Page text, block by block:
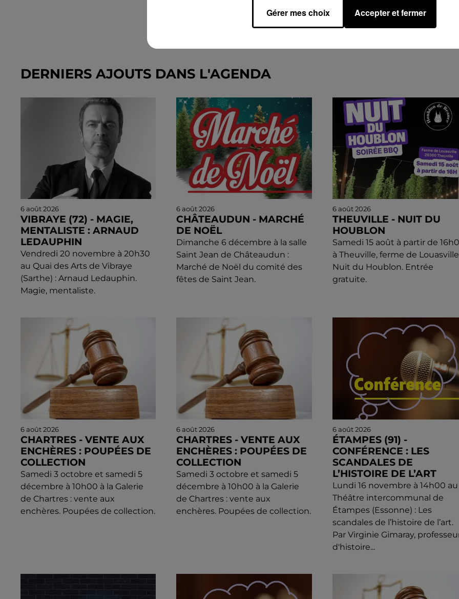
DERNIERS AJOUTS DANS L'AGENDA
6 août 2026
VIBRAYE (72) - MAGIE,
MENTALISTE : ARNAUD
LEDAUPHIN
Vendredi 20 novembre à 20h30
au Quai des Arts de Vibraye
(Sarthe) : Arnaud Ledauphin.
Magie, mentaliste.
6 août 2026
CHÂTEAUDUN - MARCHÉ
DE NOËL
Dimanche 6 décembre à la salle
Saint Jean de Châteaudun :
Marché de Noël du comité des
fêtes de Saint Jean.
6 août 2026
THEUVILLE - NUIT DU
HOUBLON
Samedi 15 août à partir de
à Theuville, ferme de Louasville
Nuit du Houblon. Entrée
gratuite.
6 août 2026
CHARTRES - VENTE AUX
ENCHÈRES : POUPÉES DE
COLLECTION
Samedi 3 octobre et samedi 5
décembre à 10h00 à la Galerie
de Chartres : vente aux
enchères. Poupées de collection.
6 août 2026
CHARTRES - VENTE AUX
ENCHÈRES : POUPÉES DE
COLLECTION
Samedi 3 octobre et samedi 5
décembre à 10h00 à la Galerie
de Chartres : vente aux
enchères. Poupées de collection.
6 août 2026
ÉTAMPES (91) -
CONFÉRENCE : LES
SCANDALES DE
L’HISTOIRE DE L’ART
Lundi 16 novembre à 14h00 au
Théâtre intercommunal de
Étampes (Essonne) : Les
scandales de l’histoire de l’art.
Par Virginie Gimaray,
d'histoire...
Gérer mes choix Accepter et fermer